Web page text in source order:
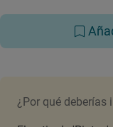
¿Por qué deberías